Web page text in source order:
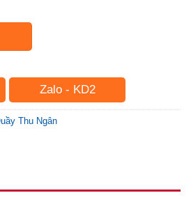
Zalo - KD2
Thu Ngân